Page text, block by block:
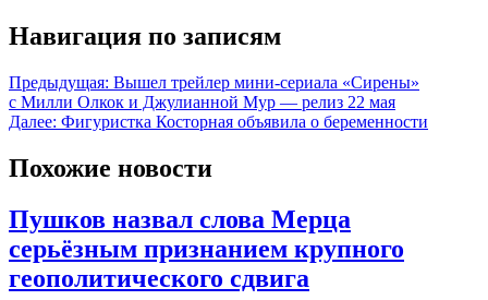
Навигация по записям
Предыдущая: Вышел трейлер мини-сериала «Сирены»
с Милли Олкок и Джулианной Мур — релиз 22 мая
Далее: Фигуристка Косторная объявила о беременности
Похожие новости
Пушков назвал слова Мерца
серьёзным признанием крупного
геополитического сдвига